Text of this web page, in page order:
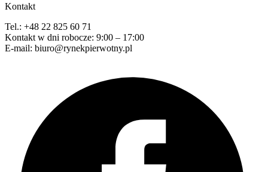
Kontakt
Tel.: +48 22 825 60 71
Kontakt w dni robocze: 9:00 – 17:00
E-mail: biuro@rynekpierwotny.pl